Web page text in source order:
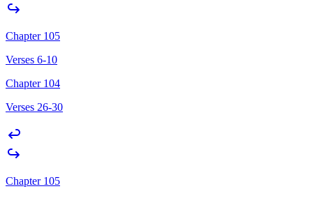
Chapter 105
Verses 6-10
Chapter 104
Verses 26-30
Chapter 105